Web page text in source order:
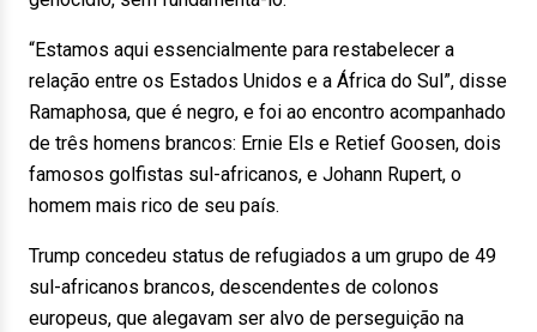
“Estamos aqui essencialmente para restabelecer a
relação entre os Estados Unidos e a África do Sul”, disse
Ramaphosa, que é negro, e foi ao encontro acompanhado
de três homens brancos: Ernie Els e Retief Goosen, dois
famosos golfistas sul-africanos, e Johann Rupert, o
homem mais rico de seu país.
Trump concedeu status de refugiados a um grupo de 49
sul-africanos brancos, descendentes de colonos
europeus, que alegavam ser alvo de perseguição na